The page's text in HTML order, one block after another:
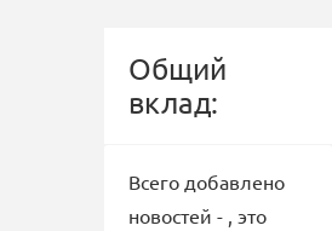
Общий
вклад:
Всего добавлено
новостей - , это